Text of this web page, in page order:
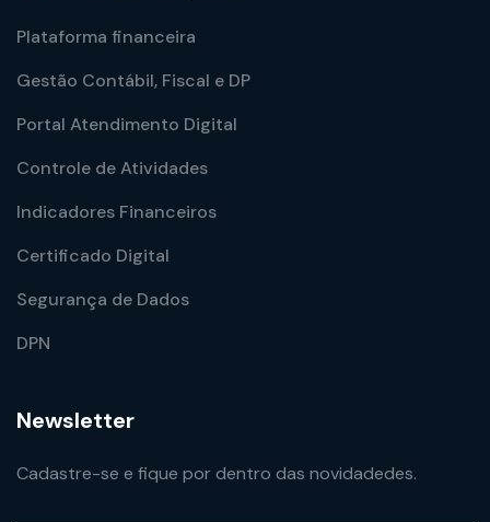
Plataforma financeira
Gestão Contábil, Fiscal e DP
Portal Atendimento Digital
Controle de Atividades
Indicadores Financeiros
Certificado Digital
Segurança de Dados
DPN
Newsletter
Cadastre-se e fique por dentro das novidadedes.